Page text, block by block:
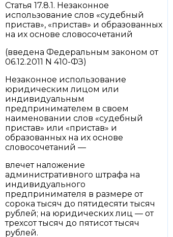
Статья 17.8.1. Незаконное
использование слов «судебный
пристав», «пристав» и образованных
на их основе словосочетаний
(введена Федеральным законом от
06.12.2011 N 410-ФЗ)
Незаконное использование
юридическим лицом или
индивидуальным
предпринимателем в своем
наименовании слов «судебный
пристав» или «пристав» и
образованных на их основе
словосочетаний —
влечет наложение
административного штрафа на
индивидуального
предпринимателя в размере от
сорока тысяч до пятидесяти тысяч
рублей; на юридических лиц — от
трехсот тысяч до пятисот тысяч
рублей.